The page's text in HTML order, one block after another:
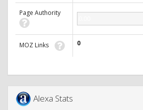
Page Authority
MOZ Links 0
Alexa Stats